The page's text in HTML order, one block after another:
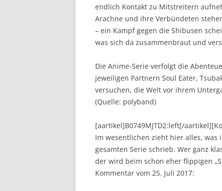
endlich Kontakt zu Mitstreitern
Arachne und ihre Verbündeten
– ein Kampf gegen die Shibusen
was sich da zusammenbraut und
Die Anime-Serie verfolgt die
jeweiligen Partnern Soul Eater,
versuchen, die Welt vor ihrem
(Quelle: polyband)
[aartikel]B0749MJTD2:left[/
Im wesentlichen zieht hier alles,
gesamten Serie schrieb. Wer ganz
der wird beim schon eher flippigen
Kommentar vom 25. Juli 2017: